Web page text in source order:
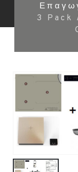
3 Pack